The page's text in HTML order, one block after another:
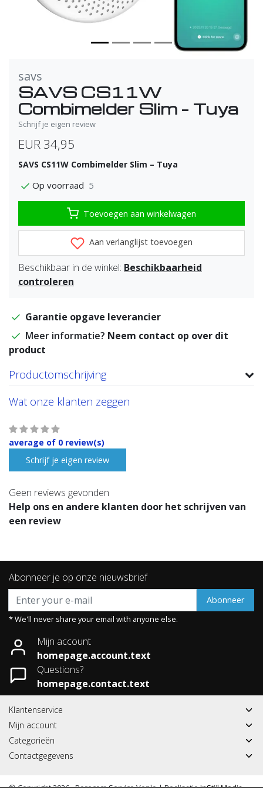
savs
SAVS CS11W
Combimelder Slim – Tuya
Schrijf je eigen review
EUR 34,95
SAVS CS11W Combimelder Slim – Tuya
Op voorraad 5
Toevoegen aan winkelwagen
Aan verlanglijst toevoegen
Beschikbaar in de winkel: Beschikbaarheid
controleren
Garantie opgave leverancier
Meer informatie? Neem contact op over dit
product
Productomschrijving
Wat onze klanten zeggen
average of 0 review(s)
Schrijf je eigen review
Geen reviews gevonden
Help ons en andere klanten door het schrijven van
een review
Abonneer je op onze nieuwsbrief
Abonneer
* We'll never share your email with anyone else.
Mijn account
homepage.account.text
Questions?
homepage.contact.text
Klantenservice
Mijn account
Categorieën
Contactgegevens
© Copyright 2026 - Berecom Service Venlo | RealisatieInStijl Media